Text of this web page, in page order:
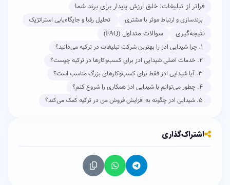
فراتر از تبلیغات: خلق ارزش پایدار برای برند شما
برندسازی و ارتباط موثر با مشتری تحلیل رقبا و جایگاه‌یابی استراتژیک
نتیجه‌گیری سوالات متداول (FAQ)
۱. چرا شیدایی ادز را بهترین شرکت تبلیغات در ترکیه می‌دانید؟
۲. خدمات اصلی شیدایی ادز برای کسب‌وکارها در ترکیه چیست؟
۳. آیا شیدایی ادز فقط برای کسب‌و‌کارهای بزرگ مناسب است؟
۴. چطور می‌توانم با شیدایی ادز همکاری را شروع کنم؟
۵. شیدایی ادز چگونه به افزایش فروش من در ترکیه کمک می‌کند؟
اشتراک‌گذاری